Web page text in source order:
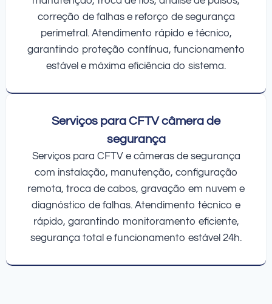
correção de falhas e reforço de segurança
perimetral. Atendimento rápido e técnico,
garantindo proteção contínua, funcionamento
estável e máxima eficiência do sistema.
Serviços para CFTV câmera de
segurança
Serviços para CFTV e câmeras de segurança
com instalação, manutenção, configuração
remota, troca de cabos, gravação em nuvem e
diagnóstico de falhas. Atendimento técnico e
rápido, garantindo monitoramento eficiente,
segurança total e funcionamento estável 24h.